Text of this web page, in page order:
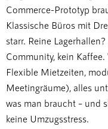
Commerce-Prototyp
Klassische Büros mit
starr. Reine
Community, kein
Flexible Mietzeiten,
Meetingräume), alles
was man braucht – und
keine Umzugsstress.